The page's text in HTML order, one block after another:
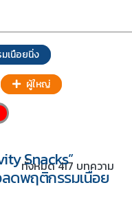
เนือยนิ่ง
ผู้ใหญ่
ทั้งหมด 417 บทความ